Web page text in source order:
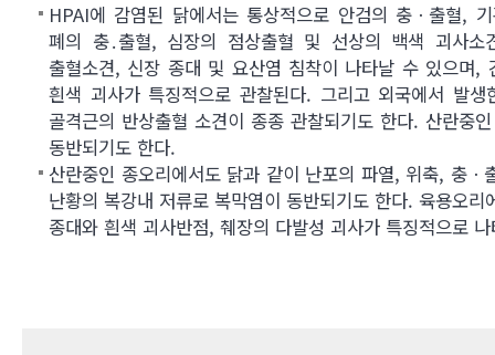
HPAI에 감염된 닭에서는 통상적으로 안검의 충ㆍ출혈,
폐의 충․출혈, 심장의 점상출혈 및 선상의 백색 괴사
출혈소견, 신장 종대 및 요산염 침착이 나타날 수 있으며,
흰색 괴사가 특징적으로 관찰된다. 그리고 외국에서 발
골격근의 반상출혈 소견이 종종 관찰되기도 한다. 산란중
동반되기도 한다.
산란중인 종오리에서도 닭과 같이 난포의 파열, 위축, 충
난황의 복강내 저류로 복막염이 동반되기도 한다. 육용오
종대와 흰색 괴사반점, 췌장의 다발성 괴사가 특징적으로